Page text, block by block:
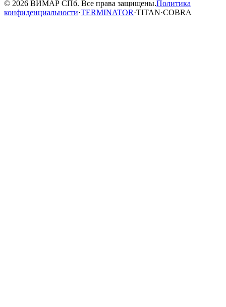
© 2026 ВИМАР СПб. Все права защищены.Политика
конфиденциальности·TERMINATOR·TITAN·COBRA